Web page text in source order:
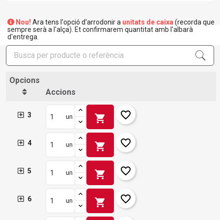
Afegir a la llista de desitjos
Crear una llista de desitjos
Nom de la llista de desitjos
Connectar-se
Cal que connecteu per a desar els productes a la vostra
llista de desitjos.
Nou! Ara tens l'opció d'arrodonir a unitats de caixa (recorda que
sempre serà a l'alça). Et confirmarem quantitat amb l'albarà
d'entrega.
Opcions
Accions
3 un shopping_cart favorite_border
4 un shopping_cart favorite_border
5 un shopping_cart favorite_border
6 un shopping_cart favorite_border